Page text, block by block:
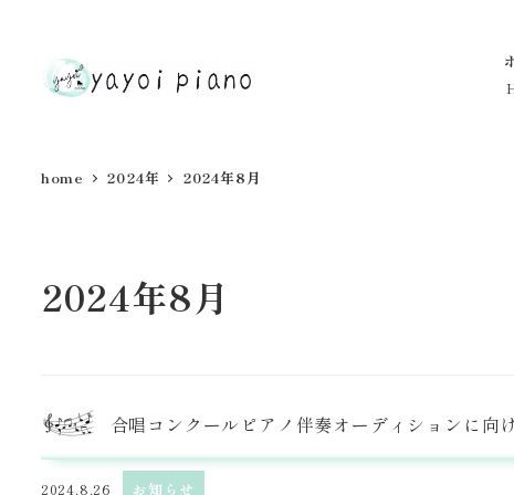
home 2024年 2024年8月
2024年8月
合唱コンクールピアノ伴奏オーディションに向
2024.8.26 お知らせ